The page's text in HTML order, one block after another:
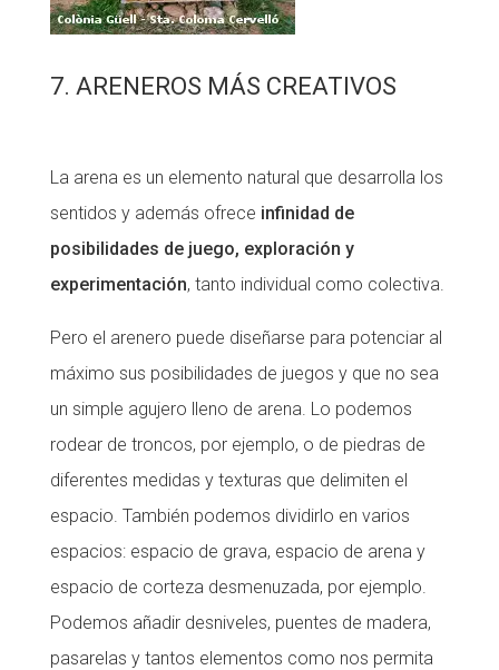
7. ARENEROS MÁS CREATIVOS
La arena es un elemento natural que desarrolla los
sentidos y además ofrece infinidad de
posibilidades de juego, exploración y
experimentación, tanto individual como colectiva.
Pero el arenero puede diseñarse para potenciar al
máximo sus posibilidades de juegos y que no sea
un simple agujero lleno de arena. Lo podemos
rodear de troncos, por ejemplo, o de piedras de
diferentes medidas y texturas que delimiten el
espacio. También podemos dividirlo en varios
espacios: espacio de grava, espacio de arena y
espacio de corteza desmenuzada, por ejemplo.
Podemos añadir desniveles, puentes de madera,
pasarelas y tantos elementos como nos permita